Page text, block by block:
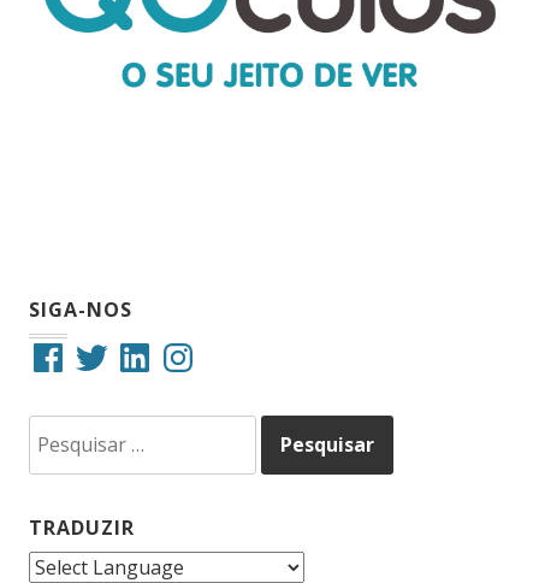
SIGA-NOS
FacebookTwitterLinkedInInstagram
por:
TRADUZIR